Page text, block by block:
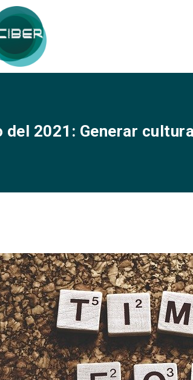
del 2021: Generar